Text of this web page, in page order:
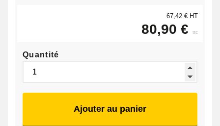
67,42 € HT
80,90 € ttc
Quantité
Ajouter au panier